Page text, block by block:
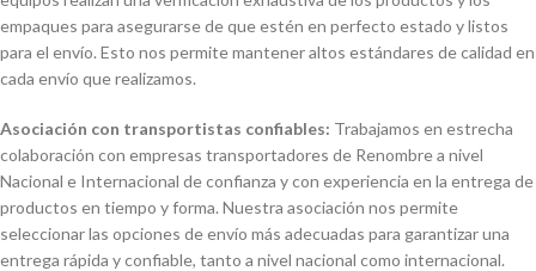
empaques para asegurarse de que estén en perfecto estado y listos
para el envío. Esto nos permite mantener altos estándares de calidad en
cada envío que realizamos.
Asociación con transportistas confiables: Trabajamos en estrecha
colaboración con empresas transportadores de Renombre a nivel
Nacional e Internacional de confianza y con experiencia en la entrega de
productos en tiempo y forma. Nuestra asociación nos permite
seleccionar las opciones de envío más adecuadas para garantizar una
entrega rápida y confiable, tanto a nivel nacional como internacional.